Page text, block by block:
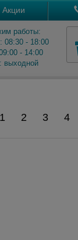
Акции
работы:
08:30 - 18:00
- 14:00
выходной
1 2 3 4